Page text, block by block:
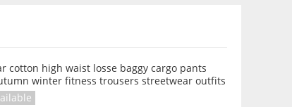
cotton high waist losse baggy cargo pants
winter fitness trousers streetwear outfits